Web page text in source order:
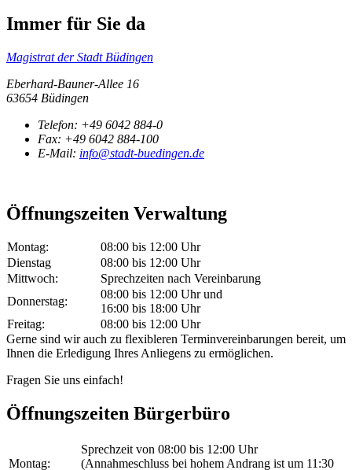
Immer für Sie da
Magistrat der Stadt Büdingen
Eberhard-Bauner-Allee 16
63654 Büdingen
Telefon: +49 6042 884-0
Fax: +49 6042 884-100
E-Mail: info@stadt-buedingen.de
Öffnungszeiten Verwaltung
Montag:
08:00 bis 12:00 Uhr
Dienstag
08:00 bis 12:00 Uhr
Mittwoch:
Sprechzeiten nach Vereinbarung
Donnerstag:
08:00 bis 12:00 Uhr und
16:00 bis 18:00 Uhr
Freitag:
08:00 bis 12:00 Uhr
Gerne sind wir auch zu flexibleren Terminvereinbarungen bereit, um
Ihnen die Erledigung Ihres Anliegens zu ermöglichen.
Fragen Sie uns einfach!
Öffnungszeiten Bürgerbüro
Montag:
Sprechzeit von 08:00 bis 12:00 Uhr
(Annahmeschluss bei hohem Andrang ist um 11:30